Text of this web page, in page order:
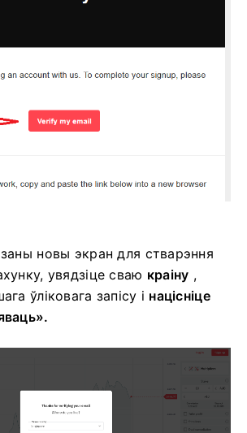
новы экран для стварэння
увядзіце сваю краіну ,
ўліковага запісу і націсніце